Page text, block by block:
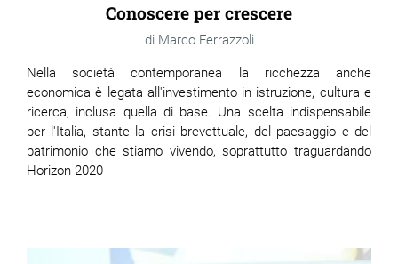
Conoscere per crescere
Marco Ferrazzoli
Nella società contemporanea la ricchezza anche
economica è legata all'investimento in istruzione, cultura e
ricerca, inclusa quella di base. Una scelta indispensabile
per l'Italia, stante la crisi brevettuale, del paesaggio e del
patrimonio che stiamo vivendo, soprattutto traguardando
Horizon 2020